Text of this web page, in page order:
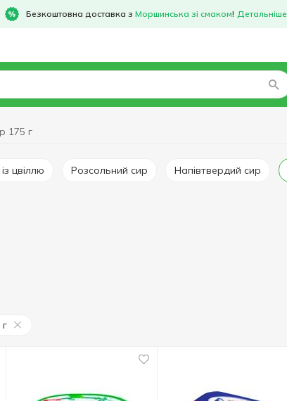
Безкоштовна доставка з Моршинська зі смаком! Детальніше
175 г
цвіллю Розсольний сир Напівтвердий сир
г